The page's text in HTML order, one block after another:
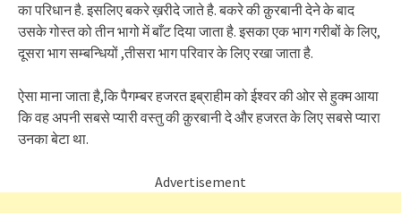
का परिधान है. इसलिए बकरे ख़रीदे जाते है. बकरे की क़ुरबानी देने के बाद
उसके गोस्त को तीन भागो में बाँट दिया जाता है. इसका एक भाग गरीबों के लिए,
दूसरा भाग सम्बन्धियों ,तीसरा भाग परिवार के लिए रखा जाता है.
ऐसा माना जाता है,कि पैगम्बर हजरत इब्राहीम को ईश्वर की ओर से हुक्म आया
कि वह अपनी सबसे प्यारी वस्तु की क़ुरबानी दे और हजरत के लिए सबसे प्यारा
उनका बेटा था.
Advertisement